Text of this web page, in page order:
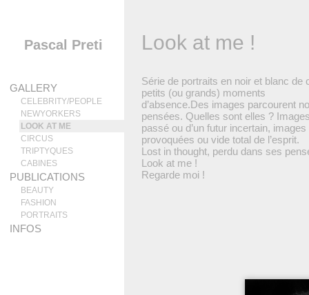
Pascal Preti
GALLERY
CELEBRITY/PEOPLE
NEWYORKERS
LOOK AT ME
CIRCUS
TRIPTYQUES
CABINES
PUBLICATIONS
BEAUTY
FASHION
PORTRAITS
INFOS
Look at me !
Série de portraits en noir et blanc de
petits (ou grands) moments
d’absence.Des images parcourent
pensées. Quelles sont elles ?
passé ou d’un futur incertain, images
provoquées ou vide total de l’esprit.
Lost in thought, perdu dans ses
Look at me !
Regarde moi !